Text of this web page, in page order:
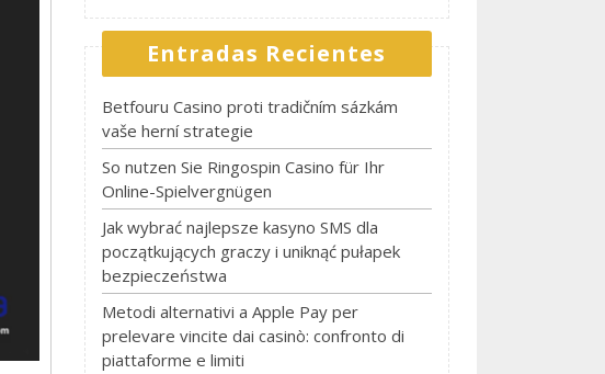
Entradas Recientes
Betfouru Casino proti tradičním sázkám
vaše herní strategie
So nutzen Sie Ringospin Casino für Ihr
Online-Spielvergnügen
Jak wybrać najlepsze kasyno SMS dla
początkujących graczy i uniknąć pułapek
bezpieczeństwa
Metodi alternativi a Apple Pay per
prelevare vincite dai casinò: confronto di
piattaforme e limiti